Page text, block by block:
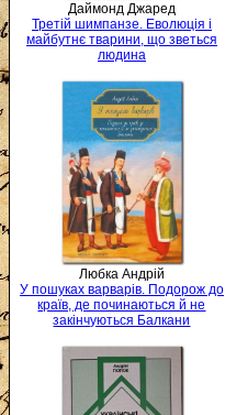
Даймонд Джаред
Третій шимпанзе. Еволюція і
майбутнє тварини, що зветься
людина
Любка Андрій
У пошуках варварів. Подорож до
країв, де починаються й не
закінчуються Балкани